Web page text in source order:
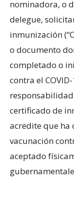
nominadora, o
delegue,
inmunización
o documento
completado o
contra el
certificado de
acredite que ha
vacunación
aceptado